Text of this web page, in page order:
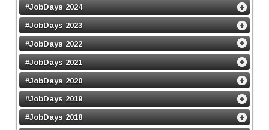
#JobDays 2024
#JobDays 2023
#JobDays 2022
#JobDays 2021
#JobDays 2020
#JobDays 2019
#JobDays 2018